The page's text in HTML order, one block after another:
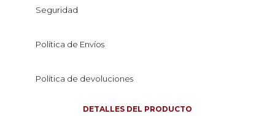
Seguridad
Política de Envíos
Política de devoluciones
DETALLES DEL PRODUCTO